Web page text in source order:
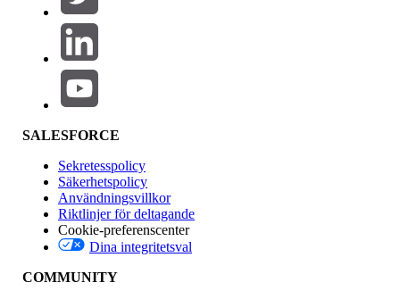
Produktområde
Funktionspåverkan
Version
SALESFORCE
Sekretesspolicy
Säkerhetspolicy
Användningsvillkor
Riktlinjer för deltagande
Cookie-preferenscenter
Dina integritetsval
COMMUNITY